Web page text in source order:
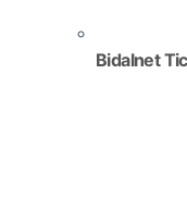
Bidalnet